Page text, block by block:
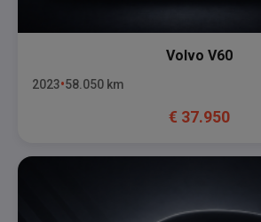
Volvo V60
2023 58.050 km
€ 37.950